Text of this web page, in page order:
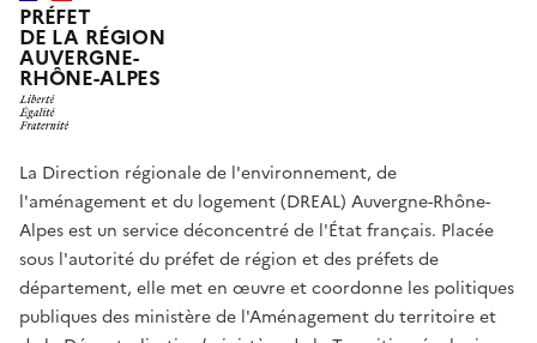
PRÉFET
DE LA RÉGION
AUVERGNE-
RHÔNE-ALPES
La Direction régionale de l'environnement, de
l'aménagement et du logement (DREAL) Auvergne-Rhône-
Alpes est un service déconcentré de l'État français. Placée
sous l'autorité du préfet de région et des préfets de
département, elle met en œuvre et coordonne les politiques
publiques des ministère de l'Aménagement du territoire et